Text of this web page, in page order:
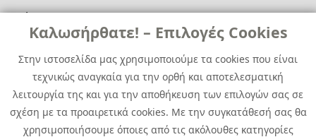
Καλωσήρθατε! – Επιλογές Cookies
Στην ιστοσελίδα μας χρησιμοποιούμε τα cookies που είναι
τεχνικώς αναγκαία για την ορθή και αποτελεσματική
λειτουργία της και για την αποθήκευση των επιλογών σας σε
σχέση με τα προαιρετικά cookies. Με την συγκατάθεσή σας θα
χρησιμοποιήσουμε όποιες από τις ακόλουθες κατηγορίες
Χρήσιμα
Χρήσιμα
Επικοινωνία
Media Kit
Καριέρα
Όμιλος Quest
Site Map